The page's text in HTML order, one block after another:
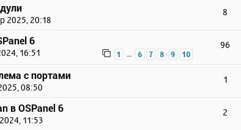
2025, 20:18
8
6
16:51 1 6 7 8 9 10
96
с портами
08:50
1
в OSPanel 6
11:53
2